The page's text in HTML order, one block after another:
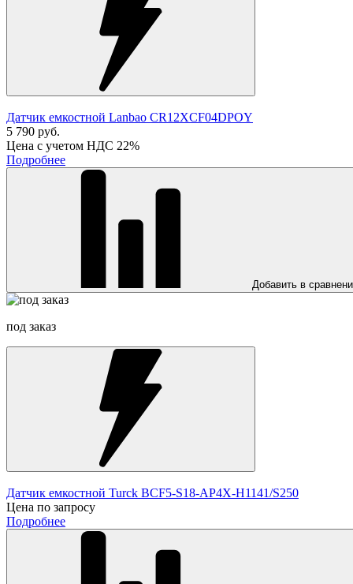
Датчик емкостной Lanbao CR12XCF04DPOY
5 790 руб.
Цена с учетом НДС 22%
Подробнее
Добавить в
под заказ
Датчик емкостной Turck BCF5-S18-AP4X-H1141/S250
Цена по запросу
Подробнее